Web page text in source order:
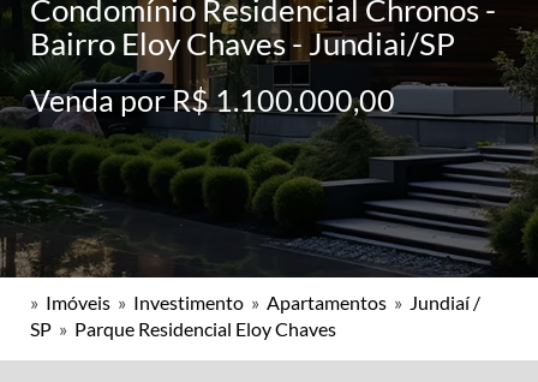
Condomínio Residencial Chronos -
Bairro Eloy Chaves - Jundiai/SP
Venda por R$ 1.100.000,00
» Imóveis » Investimento » Apartamentos » Jundiaí /
SP » Parque Residencial Eloy Chaves